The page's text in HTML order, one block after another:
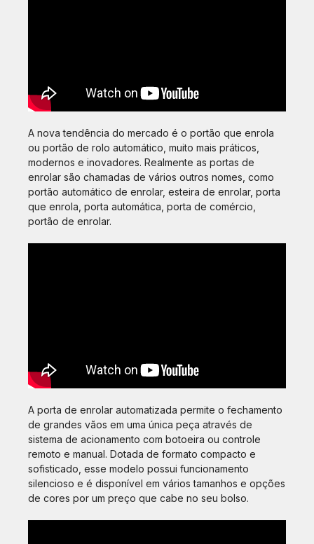
A nova tendência do mercado é o portão que enrola
ou portão de rolo automático, muito mais práticos,
modernos e inovadores. Realmente as portas de
enrolar são chamadas de vários outros nomes, como
portão automático de enrolar, esteira de enrolar, porta
que enrola, porta automática, porta de comércio,
portão de enrolar.
A porta de enrolar automatizada permite o fechamento
de grandes vãos em uma única peça através de
sistema de acionamento com botoeira ou controle
remoto e manual. Dotada de formato compacto e
sofisticado, esse modelo possui funcionamento
silencioso e é disponível em vários tamanhos e opções
de cores por um preço que cabe no seu bolso.